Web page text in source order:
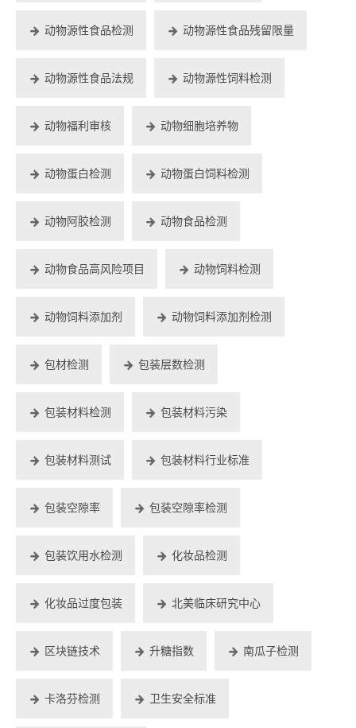
动物源性食品检测 动物源性食品残留限量
动物源性食品法规 动物源性饲料检测
动物福利审核 动物细胞培养物
动物蛋白检测 动物蛋白饲料检测
动物阿胶检测 动物食品检测
动物食品高风险项目 动物饲料检测
动物饲料添加剂 动物饲料添加剂检测
包材检测 包装层数检测
包装材料检测 包装材料污染
包装材料测试 包装材料行业标准
包装空隙率 包装空隙率检测
包装饮用水检测 化妆品检测
化妆品过度包装 北美临床研究中心
区块链技术 升糖指数 南瓜子检测
卡洛芬检测 卫生安全标准